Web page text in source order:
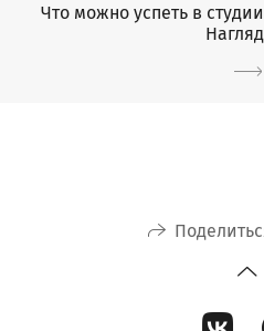
Что можно успеть в